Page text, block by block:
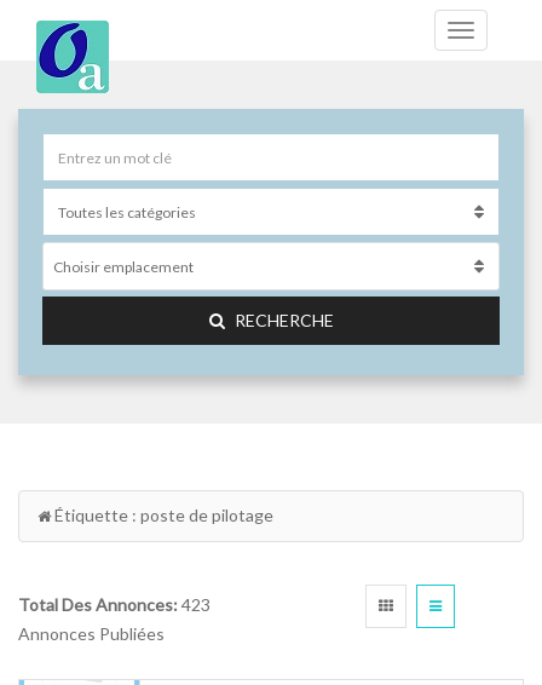
Choisir emplacement
RECHERCHE
Étiquette : poste de pilotage
Total Des Annonces: 423
Annonces Publiées